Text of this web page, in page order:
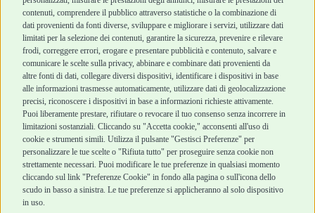
contenuti, comprendere il pubblico attraverso statistiche o la combinazione di
dati provenienti da fonti diverse, sviluppare e migliorare i servizi, utilizzare dati
limitati per la selezione dei contenuti, garantire la sicurezza, prevenire e rilevare
frodi, correggere errori, erogare e presentare pubblicità e contenuto, salvare e
comunicare le scelte sulla privacy, abbinare e combinare dati provenienti da
altre fonti di dati, collegare diversi dispositivi, identificare i dispositivi in base
alle informazioni trasmesse automaticamente, utilizzare dati di geolocalizzazione
precisi, riconoscere i dispositivi in base a informazioni richieste attivamente.
Puoi liberamente prestare, rifiutare o revocare il tuo consenso senza incorrere in
limitazioni sostanziali. Cliccando su "Accetta cookie," acconsenti all'uso di
cookie e strumenti simili. Utilizza il pulsante "Gestisci Preferenze" per
personalizzare le tue scelte o "Rifiuta tutto" per proseguire senza cookie non
strettamente necessari. Puoi modificare le tue preferenze in qualsiasi momento
cliccando sul link "Preferenze Cookie" in fondo alla pagina o sull'icona dello
scudo in basso a sinistra. Le tue preferenze si applicheranno al solo dispositivo
in uso.
Punti vendita
Marchi
Blog
Assistenza Robinson
Pet Shop
Offerte
Promozioni
Recensioni Feedaty
di vendita
Cashback
Metodi di
pagamento
Recesso e Reso
Spedizioni
Robinson Pet Shop S.r.l.
Via V. Giovanni Schiaparelli, 21 – 47122 Forlì (FC)
P.iva 04095130409 | REA: FO 329541
info@robinsonpetshop.it | Tel. 0543 096850